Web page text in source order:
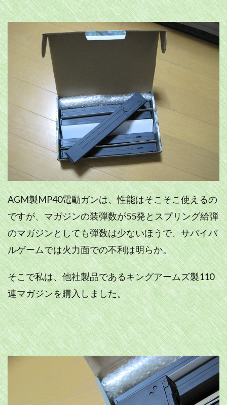
AGM製MP40電動ガンは、性能はそこそこ使えるの
ですが、マガジンの装弾数が55発とスプリング給弾
のマガジンとしても弾数は少ないほうで、サバイバ
ルゲームでは火力面での不利は明らか。
そこで私は、他社製品であるキングアームズ製110
連マガジンを購入しました。